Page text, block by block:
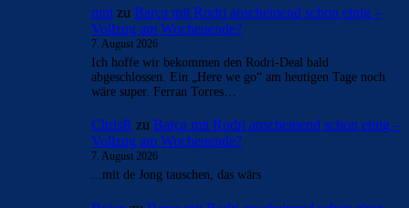
mnl zu Barça mit Rodri anscheinend schon einig –
Vollzug am Wochenende?
7. August 2026
Ich hoffe wir bekommen den Rodri-Deal bald
abgeschlossen. Ein „Here we go“ am heutigen Tage noch
wäre super. Ferran Torres…
ChrisR zu Barça mit Rodri anscheinend schon einig –
Vollzug am Wochenende?
7. August 2026
...mit de Jong tauschen, das wärs